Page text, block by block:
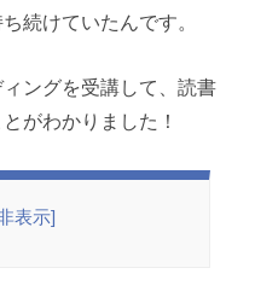
続けていたんです。
ングを受講して、読書
がわかりました！
表示]